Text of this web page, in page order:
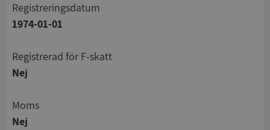
registreringsdatum
1974-01-01
registrerad för F-skatt
Nej
Moms
Nej